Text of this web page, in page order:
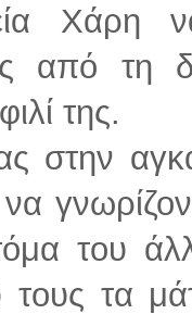
Χάρη
από τη
της.
στην
του
τους τα